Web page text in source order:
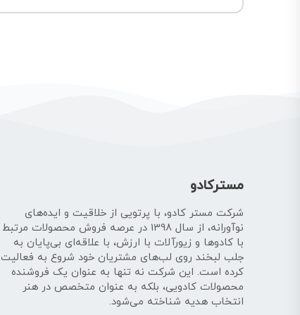
مسترکادو
شرکت مستر کادو، با پرتویی از خلاقیت و ایده‌های
نوآورانه، از سال 1398 در عرصه فروش محصولات مرتبط
با کادوها و زیورآلات با ارزش، با علاقه‌ای بی‌پایان به
جلب لبخند روی لب‌های مشتریان خود شروع به فعالیت
کرده است. این شرکت نه تنها به عنوان یک فروشنده
محصولات کادویی، بلکه به عنوان متخصص در هنر
انتخاب هدیه شناخته می‌شود.